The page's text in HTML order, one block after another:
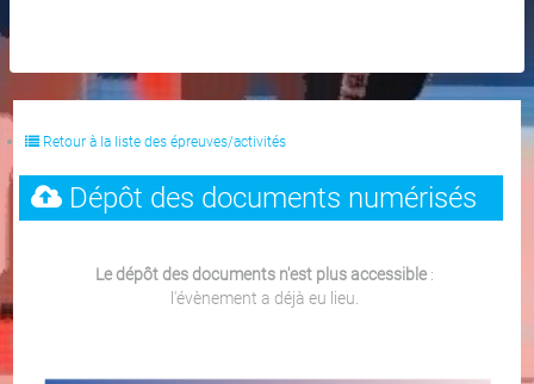
Retour à la liste des épreuves/activités
Dépôt des documents numérisés
Le dépôt des documents n'est plus accessible:
l'évènement a déjà eu lieu.